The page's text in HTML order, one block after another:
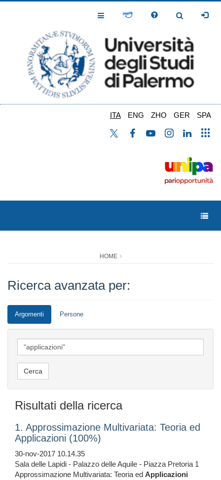
Toggle
Toggle
ITA ENG ZHO GER SPA
HOME
Ricerca avanzata per:
Argomenti Persone
Risultati della ricerca
1. Approssimazione Multivariata: Teoria ed
Applicazioni (100%)
30-nov-2017 10.14.35
Sala delle Lapidi - Palazzo delle Aquile - Piazza Pretoria 1
Approssimazione Multivariata: Teoria ed Applicazioni